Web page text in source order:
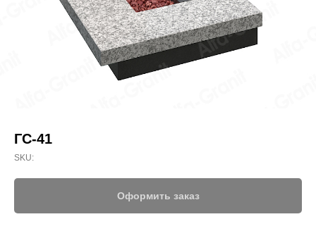
ГС-41
SKU:
Оформить заказ